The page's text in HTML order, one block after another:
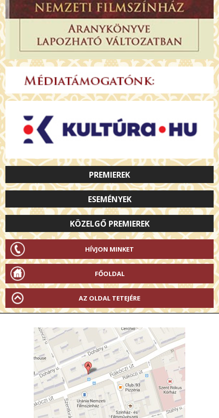
PREMIEREK
ESEMÉNYEK
KÖZELGŐ PREMIEREK
HÍVJON MINKET
FŐOLDAL
AZ OLDAL TETEJÉRE